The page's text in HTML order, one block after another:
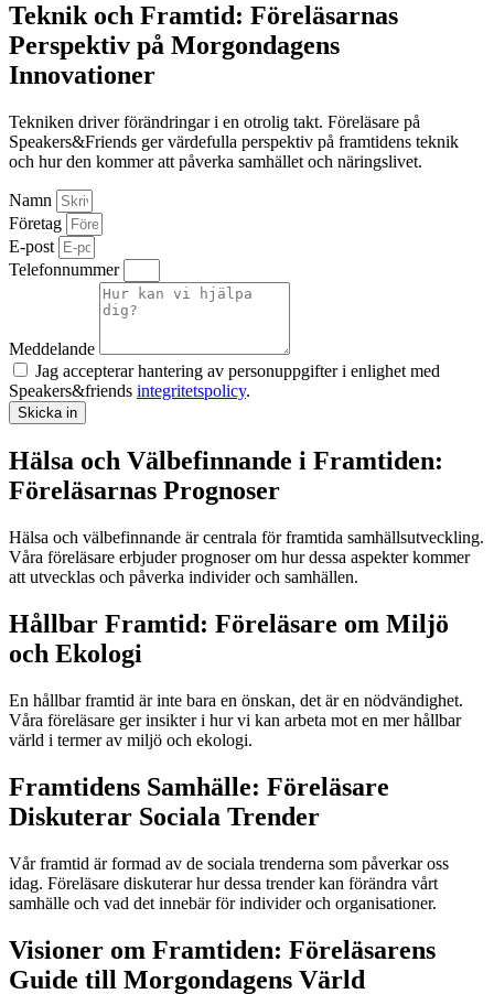
Teknik och Framtid: Föreläsarnas
Perspektiv på Morgondagens
Innovationer
Tekniken driver förändringar i en otrolig takt. Föreläsare på
Speakers&Friends ger värdefulla perspektiv på framtidens teknik
och hur den kommer att påverka samhället och näringslivet.
Namn
Företag
E-post
Telefonnummer
Meddelande
Jag accepterar hantering av personuppgifter i enlighet med
Speakers&friends integritetspolicy.
Skicka in
Hälsa och Välbefinnande i Framtiden:
Föreläsarnas Prognoser
Hälsa och välbefinnande är centrala för framtida samhällsutveckling.
Våra föreläsare erbjuder prognoser om hur dessa aspekter kommer
att utvecklas och påverka individer och samhällen.
Hållbar Framtid: Föreläsare om Miljö
och Ekologi
En hållbar framtid är inte bara en önskan, det är en nödvändighet.
Våra föreläsare ger insikter i hur vi kan arbeta mot en mer hållbar
värld i termer av miljö och ekologi.
Framtidens Samhälle: Föreläsare
Diskuterar Sociala Trender
Vår framtid är formad av de sociala trenderna som påverkar oss
idag. Föreläsare diskuterar hur dessa trender kan förändra vårt
samhälle och vad det innebär för individer och organisationer.
Visioner om Framtiden: Föreläsarens
Guide till Morgondagens Värld